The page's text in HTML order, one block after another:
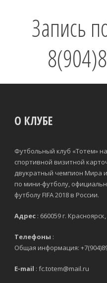
Запись
О КЛУБЕ
Футбольный клуб «Тотем»
спортивной визитной
двукратный чемпион Мира
по мини-футболу,
футболу FIFA 2018 в России.
Адрес : 660059 г.
Телефоны :
Общая информация:
E-mail : fc.totem@mail.ru